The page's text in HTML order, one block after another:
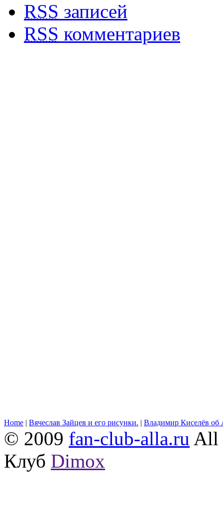
RSS записей
RSS комментариев
Home | Вячеслав Зайцев и его рисунки. | Владимир Киселёв об
© 2009 fan-club-alla.ru All
Клуб Dimox